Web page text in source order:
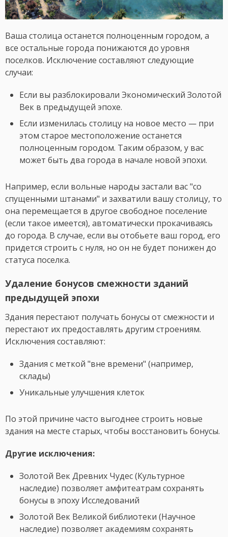
Ваша столица останется полноценным городом, а
все остальные города понижаются до уровня
поселков. Исключение составляют следующие
случаи:
Если вы разблокировали Экономический Золотой
Век в предыдущей эпохе.
Если изменилась столицу на новое место — при
этом старое местоположение останется
полноценным городом. Таким образом, у вас
может быть два города в начале новой эпохи.
Например, если вольные народы застали вас "со
спущенными штанами" и захватили вашу столицу, то
она перемещается в другое свободное поселение
(если такое имеется), автоматически прокачиваясь
до города. В случае, если вы отобьете ваш город, его
придется строить с нуля, но он не будет понижен до
статуса поселка.
Удаление бонусов смежности зданий
предыдущей эпохи
Здания перестают получать бонусы от смежности и
перестают их предоставлять другим строениям.
Исключения составляют:
Здания с меткой "вне времени" (например,
склады)
Уникальные улучшения клеток
По этой причине часто выгоднее строить новые
здания на месте старых, чтобы восстановить бонусы.
Другие исключения:
Золотой Век Древних Чудес (Культурное
наследие) позволяет амфитеатрам сохранять
бонусы в эпоху Исследований
Золотой Век Великой библиотеки (Научное
наследие) позволяет академиям сохранять